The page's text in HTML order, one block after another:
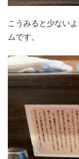
こうみると少ない
ムです。